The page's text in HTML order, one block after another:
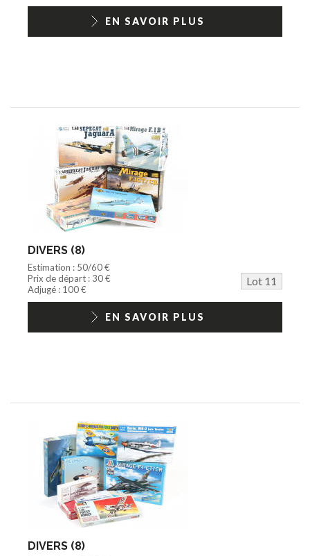
EN SAVOIR PLUS
DIVERS (8)
Estimation : 50/60 €
Prix de départ : 30 €
Lot 11
Adjugé : 100 €
EN SAVOIR PLUS
DIVERS (8)